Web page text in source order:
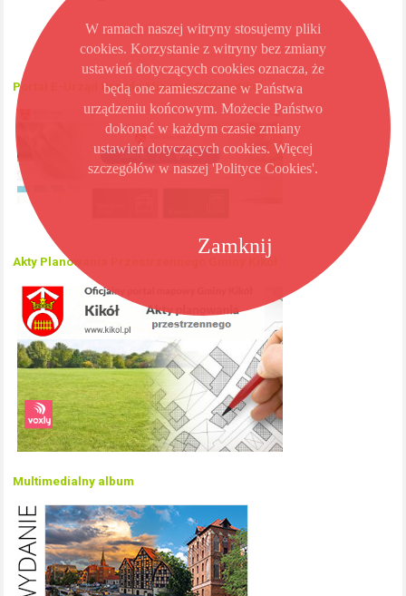
Portal E-Urząd Urzędu Miasta i Gminy Kikół
Akty Planowania Przestrzennego Gminy Kikół
Multimedialny album
Zamknij
W ramach naszej witryny stosujemy pliki
cookies. Korzystanie z witryny bez zmiany
ustawień dotyczących cookies oznacza, że
będą one zamieszczane w Państwa
urządzeniu końcowym. Możecie Państwo
dokonać w każdym czasie zmiany
ustawień dotyczących cookies. Więcej
szczegółów w naszej 'Polityce Cookies'.